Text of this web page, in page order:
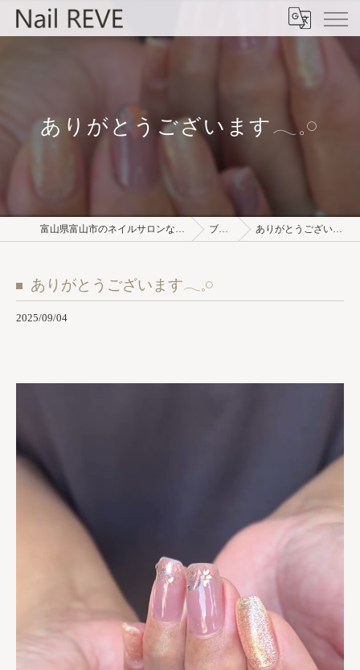
ありがとうございます𓂃𓈒𓏸︎︎︎︎
富山県富山市のネイルサロンならNail REVE ブログ ありがとうございます𓂃𓈒𓏸︎︎︎︎
ありがとうございます𓂃𓈒𓏸︎︎︎︎
2025/09/04